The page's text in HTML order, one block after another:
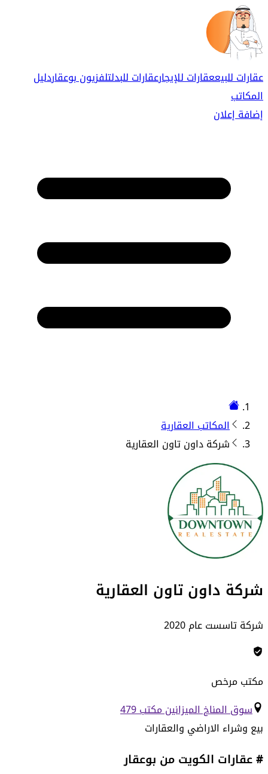
عقارات للبيععقارات للإيجارعقارات للبدلتلفزيون بوعقاردليل
المكاتب
إضافة إعلان
المكاتب العقارية
شركة داون تاون العقارية
شركة داون تاون العقارية
شركة تاسست عام 2020
مكتب مرخص
سوق المناخ الميزانين مكتب 479
بيع وشراء الاراضي والعقارات
# عقارات الكويت من بوعقار